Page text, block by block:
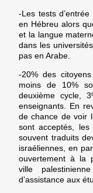
-Les tests d’entrée
en Hébreu alors
et la langue
dans les
pas en Arabe.
-20% des
moins de 10%
deuxième cycle,
enseignants. En
de chance de voir
sont acceptés,
souvent traduits
israéliennes, en
ouvertement à la
ville
d’assistance aux